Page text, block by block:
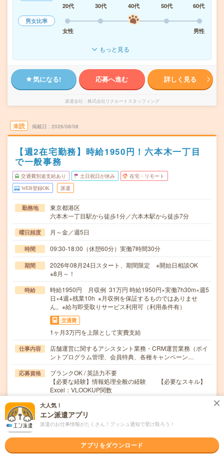
20代
30代 40代 50代
60代
男女比率
女性
男性
もっと見る
気になる! 応募へ進む 詳しく見る
派遣会社 株式会社リクルートスタッフィング
未読 掲載日 2026/08/08
【週2在宅勤務】時給1950円！六本木一丁目
で一般事務
交通費別途支給あり 土日祝日が休み 在宅・リモート
WEB登録OK 派遣
勤務地
東京都港区
六本木一丁目駅から徒歩1分／六本木駅から徒歩7分
曜日頻度 月～金／週5日
時間 09:30-18:00（休憩60分）実働7時間30分
期間
2026年08月24日スタート、期間限定 ※開始日相談OK
※8月～！
時給
時給1950円 月収例 31万円 時給1950円×実働7h30m×週5
日×4週+残業10h ※月収例を保証するものではありませ
ん。※給与即受取りサービス利用可（利用条件有）
交通費
1ヶ月3万円を上限として実費支給
仕事内容
店舗運営に関するアシスタント業務・CRM運営業務（ポイ
ントプログラム管理、会員特典、各種キャンペーン…
応募資格
ブランクOK / 英語力不要
【必要な経験】情報処理全般の経験 【必要なスキル】
Excel：VLOOKUP関数
職場の雰囲気
職場の様子
活気がある
大人気！
エン派遣アプリ
派遣のお仕事情報がたくさん！プッシュ通知で受け取ろう！
アプリをダウンロード